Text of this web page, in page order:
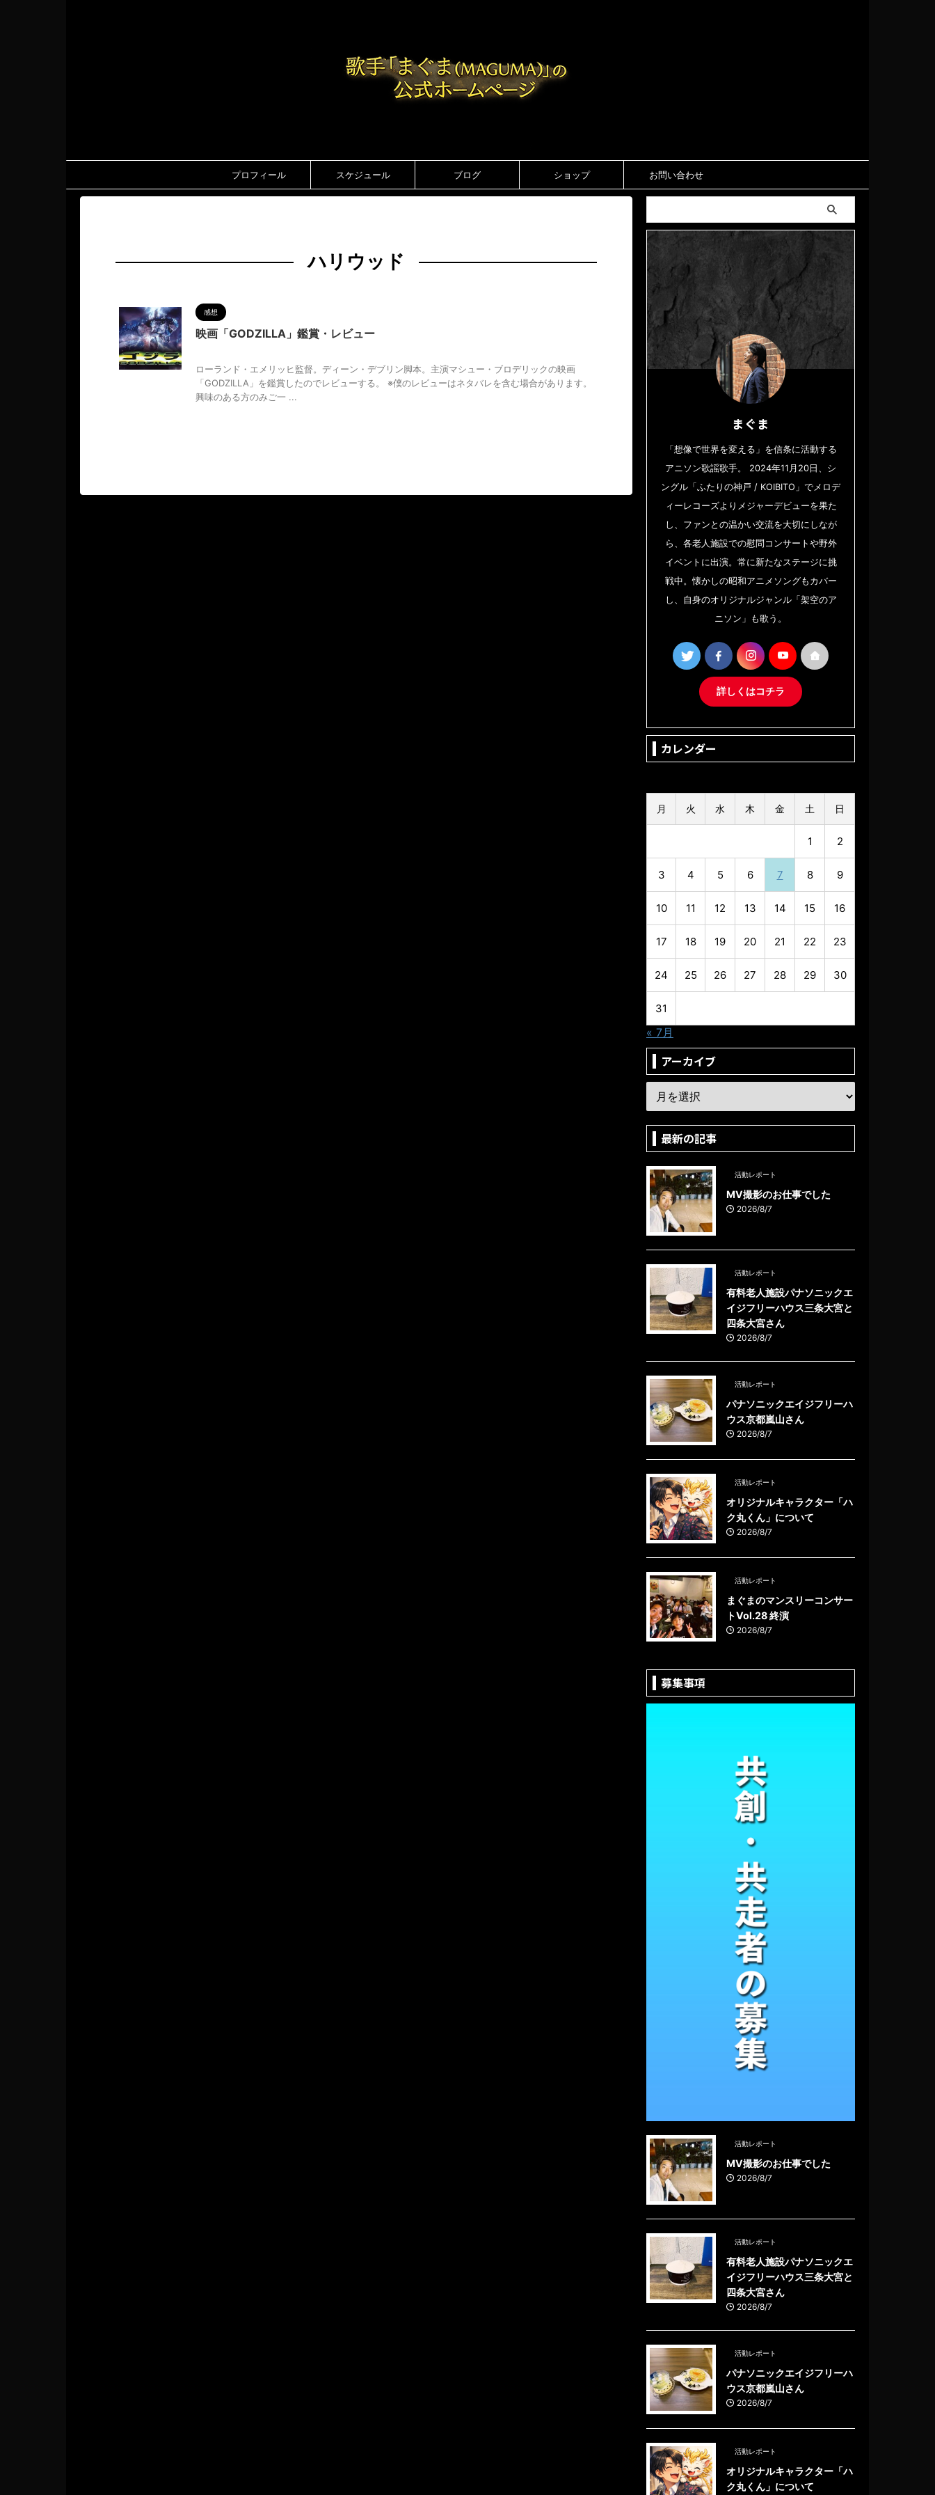
プロフィール スケジュール ブログ ショップ お問い合わせ
ハリウッド
感想
映画「GODZILLA」鑑賞・レビュー
ローランド・エメリッヒ監督。ディーン・デブリン脚本。主演マシュー・ブロデリックの映画
「GODZILLA」を鑑賞したのでレビューする。 ※僕のレビューはネタバレを含む場合があります。
興味のある方のみご一 ...
まぐま
「想像で世界を変える」を信条に活動する
アニソン歌謡歌手。 2024年11月20日、シ
ングル「ふたりの神戸 / KOIBITO」でメロデ
ィーレコーズよりメジャーデビューを果た
し、ファンとの温かい交流を大切にしなが
ら、各老人施設での慰問コンサートや野外
イベントに出演。常に新たなステージに挑
戦中。懐かしの昭和アニメソングもカバー
し、自身のオリジナルジャンル「架空のア
ニソン」も歌う。
詳しくはコチラ
カレンダー
月 火 水 木 金 土 日
1 2
3 4 5 6 7 8 9
10 11 12 13 14 15 16
17 18 19 20 21 22 23
24 25 26 27 28 29 30
31
« 7月
アーカイブ
最新の記事
活動レポート
MV撮影のお仕事でした
2026/8/7
活動レポート
有料老人施設パナソニックエ
イジフリーハウス三条大宮と
四条大宮さん
2026/8/7
活動レポート
パナソニックエイジフリーハ
ウス京都嵐山さん
2026/8/7
活動レポート
オリジナルキャラクター「ハ
ク丸くん」について
2026/8/7
活動レポート
まぐまのマンスリーコンサー
トVol.28 終演
2026/8/7
募集事項
活動レポート
MV撮影のお仕事でした
2026/8/7
活動レポート
有料老人施設パナソニックエ
イジフリーハウス三条大宮と
四条大宮さん
2026/8/7
活動レポート
パナソニックエイジフリーハ
ウス京都嵐山さん
2026/8/7
活動レポート
オリジナルキャラクター「ハ
ク丸くん」について